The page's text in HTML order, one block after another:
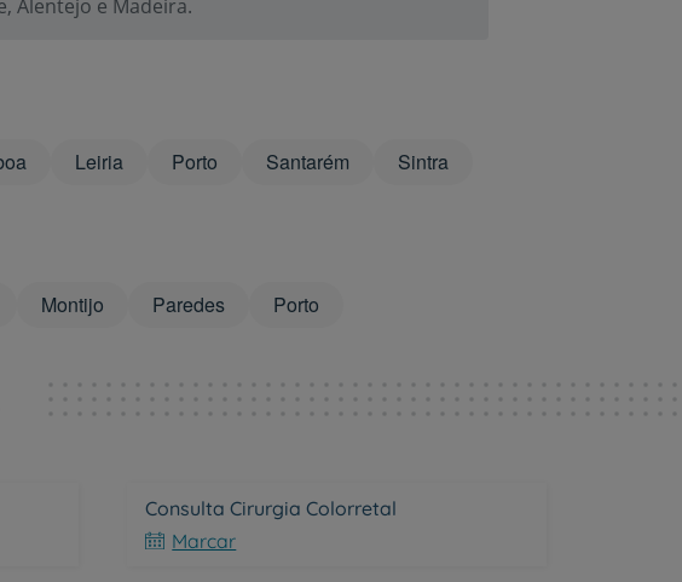
Alentejo e Madeira.
Leiria Porto Santarém
Sintra
Montijo Paredes
Porto
Consulta Cirurgia Colorretal
Marcar